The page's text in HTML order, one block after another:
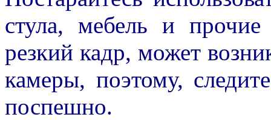
стула, мебель и
резкий кадр, может
камеры, поэтому,
поспешно.